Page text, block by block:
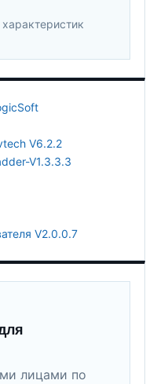
V6.2.2
V1.3.3.3
V2.0.0.7
лицами по